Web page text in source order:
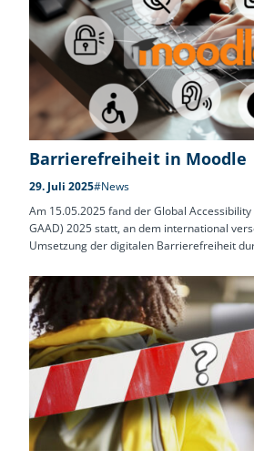
Barrierefreiheit in Moodle
29. Juli 2025#News
Am 15.05.2025 fand der Global
GAAD) 2025 statt, an dem international
Umsetzung der digitalen Barrierefreiheit